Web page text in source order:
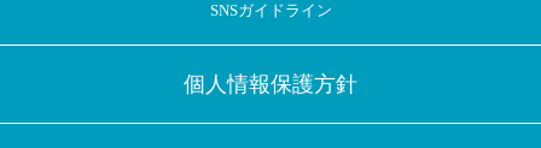
SNSガイドライン
個人情報保護方針